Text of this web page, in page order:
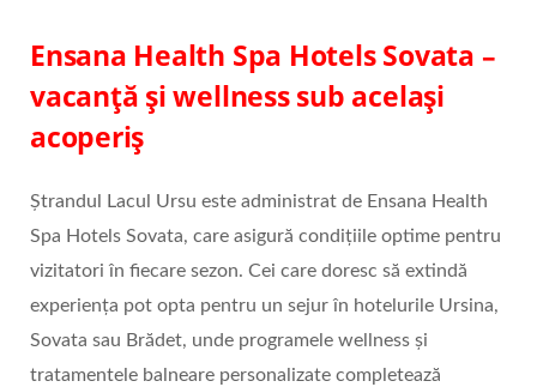
Ensana Health Spa Hotels Sovata –
vacanță și wellness sub același
acoperiș
Ștrandul Lacul Ursu este administrat de Ensana Health
Spa Hotels Sovata, care asigură condițiile optime pentru
vizitatori în fiecare sezon. Cei care doresc să extindă
experiența pot opta pentru un sejur în hotelurile Ursina,
Sovata sau Brădet, unde programele wellness și
tratamentele balneare personalizate completează